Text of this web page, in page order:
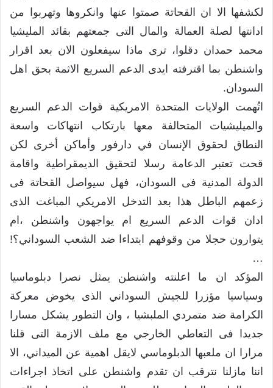
لكشفها الا ان القحاتة صمتوا عنها وانكروها وتهربوا من
ادانتها لصلة العمالة والمال التى جمعتهم بقائد المليشيا
محمد حمدان دقلوا، ترى ماذا سيفعلون الان بعد اقرار
واشنطن بما اقترفته ايدى الدعم السريع الاثمة بحق اهل
السودان.
اتُهمت الولايات المتحدة الامريكية قوات الدعم السريع
والميليشيات المتحالفة معها بارتكاب انتهاكات واسعة
النطاق لحقوق الإنسان في دارفور وأماكن أخرى لكن
قحت تعتبر الدعامة رسلا لتحقيق الديمقراطية واقامة
الدولة المدنية فى السودان، فهل سيواصل القحاتة فى
زعمهم الباطل هذا بعد التدخل الامريكي المباغت الذى
ادان قوات الدعم السريع ام يواجهون واشنطن ،ام
يتوارون حجلا من وقوفهم ابتداءا ضد الشعب السوداني؟!
…
المؤكد ان ما اعلنته واشنطن يمثل نصرا دبلوماسيا
وسياسيا مؤزرا للجيش السوداني الذى يخوض معركة
الكرامة ضد متمردي الملبشيا ، وان التطور يشكل مسارا
جديدا فى التعاطي الخارجي مع ملف الازمة التى قلنا
مرارا ان ملعبها الدبلوماسي لايقل اهمية عن الميداني، الا
اننا مازلنا نترقب ان تقدم واشنطن على اتخاذ اجراءات